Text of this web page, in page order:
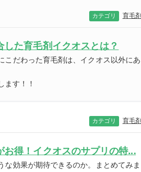
カテゴリ 育毛剤
た育毛剤イクオスとは？
こだわった育毛剤は、イクオス以外にあ
ます！！
カテゴリ 育毛剤
お得！イクオスのサプリの特...
な効果が期待できるのか。まとめてみま